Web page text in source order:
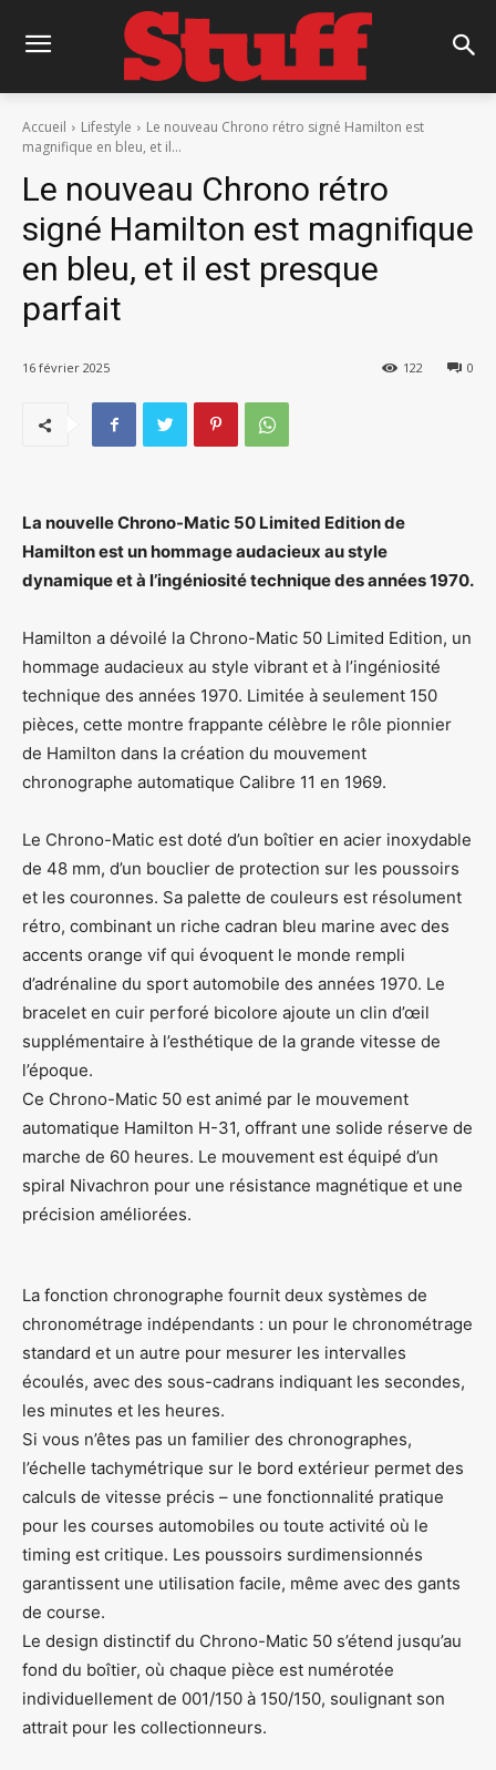
Accueil Lifestyle
Le nouveau Chrono rétro signé Hamilton est
magnifique en bleu, et il...
Le nouveau Chrono rétro
signé Hamilton est magnifique
en bleu, et il est presque
parfait
16 février 2025 0
122
La nouvelle Chrono-Matic 50 Limited Edition de
Hamilton est un hommage audacieux au style
dynamique et à l’ingéniosité technique des années 1970.
Hamilton a dévoilé la Chrono-Matic 50 Limited Edition, un
hommage audacieux au style vibrant et à l’ingéniosité
technique des années 1970. Limitée à seulement 150
pièces, cette montre frappante célèbre le rôle pionnier
de Hamilton dans la création du mouvement
chronographe automatique Calibre 11 en 1969.
Le Chrono-Matic est doté d’un boîtier en acier inoxydable
de 48 mm, d’un bouclier de protection sur les poussoirs
et les couronnes. Sa palette de couleurs est résolument
rétro, combinant un riche cadran bleu marine avec des
accents orange vif qui évoquent le monde rempli
d’adrénaline du sport automobile des années 1970. Le
bracelet en cuir perforé bicolore ajoute un clin d’œil
supplémentaire à l’esthétique de la grande vitesse de
l’époque.
Ce Chrono-Matic 50 est animé par le mouvement
automatique Hamilton H-31, offrant une solide réserve de
marche de 60 heures. Le mouvement est équipé d’un
spiral Nivachron pour une résistance magnétique et une
précision améliorées.
La fonction chronographe fournit deux systèmes de
chronométrage indépendants : un pour le chronométrage
standard et un autre pour mesurer les intervalles
écoulés, avec des sous-cadrans indiquant les secondes,
les minutes et les heures.
Si vous n’êtes pas un familier des chronographes,
l’échelle tachymétrique sur le bord extérieur permet des
calculs de vitesse précis – une fonctionnalité pratique
pour les courses automobiles ou toute activité où le
timing est critique. Les poussoirs surdimensionnés
garantissent une utilisation facile, même avec des gants
de course.
Le design distinctif du Chrono-Matic 50 s’étend jusqu’au
fond du boîtier, où chaque pièce est numérotée
individuellement de 001/150 à 150/150, soulignant son
attrait pour les collectionneurs.